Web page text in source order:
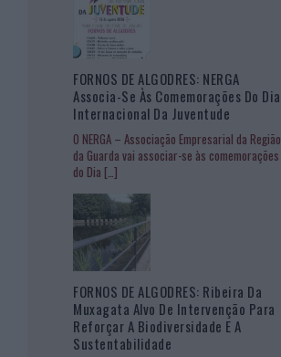
FORNOS DE ALGODRES: NERGA
Associa-Se Às Comemorações Do Dia
Internacional Da Juventude
O NERGA – Associação Empresarial da Região
da Guarda vai associar-se às comemorações
do Dia […]
FORNOS DE ALGODRES: Ribeira Da
Muxagata Alvo De Intervenção Para
Reforçar A Biodiversidade E A
Sustentabilidade